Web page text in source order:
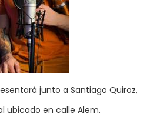
junto a Santiago Quiroz,
ubicado en calle Alem.